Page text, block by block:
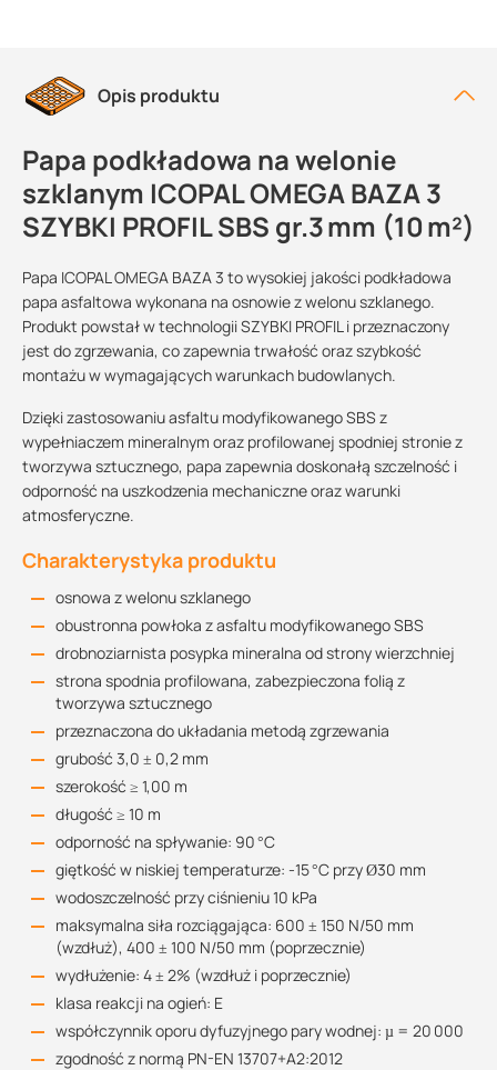
Opis produktu
Papa podkładowa na welonie
szklanym ICOPAL OMEGA BAZA 3
SZYBKI PROFIL SBS gr.3 mm (10 m²)
Papa ICOPAL OMEGA BAZA 3 to wysokiej jakości podkładowa
papa asfaltowa wykonana na osnowie z welonu szklanego.
Produkt powstał w technologii SZYBKI PROFIL i przeznaczony
jest do zgrzewania, co zapewnia trwałość oraz szybkość
montażu w wymagających warunkach budowlanych.
Dzięki zastosowaniu asfaltu modyfikowanego SBS z
wypełniaczem mineralnym oraz profilowanej spodniej stronie z
tworzywa sztucznego, papa zapewnia doskonałą szczelność i
odporność na uszkodzenia mechaniczne oraz warunki
atmosferyczne.
Charakterystyka produktu
osnowa z welonu szklanego
obustronna powłoka z asfaltu modyfikowanego SBS
drobnoziarnista posypka mineralna od strony wierzchniej
strona spodnia profilowana, zabezpieczona folią z
tworzywa sztucznego
przeznaczona do układania metodą zgrzewania
grubość 3,0 ± 0,2 mm
szerokość ≥ 1,00 m
długość ≥ 10 m
odporność na spływanie: 90 °C
giętkość w niskiej temperaturze: -15 °C przy Ø30 mm
wodoszczelność przy ciśnieniu 10 kPa
maksymalna siła rozciągająca: 600 ± 150 N/50 mm
(wzdłuż), 400 ± 100 N/50 mm (poprzecznie)
wydłużenie: 4 ± 2% (wzdłuż i poprzecznie)
klasa reakcji na ogień: E
współczynnik oporu dyfuzyjnego pary wodnej: µ = 20 000
zgodność z normą PN-EN 13707+A2:2012